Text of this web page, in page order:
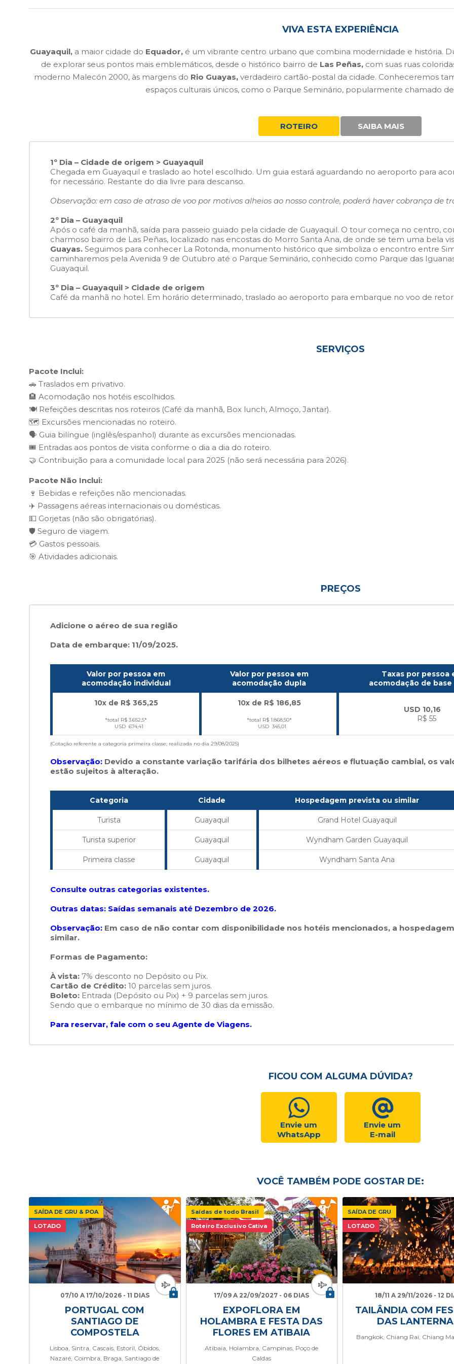
VIVA ESTA EXPERIÊNCIA
Guayaquil, a maior cidade do Equador, é um vibrante centro urbano que combina modernidade e história.
de explorar seus pontos mais emblemáticos, desde o histórico bairro de Las Peñas, com suas ruas
moderno Malecón 2000, às margens do Rio Guayas, verdadeiro cartão-postal da cidade. Conheceremos
espaços culturais únicos, como o Parque Seminário, popularmente chamado
ROTEIRO SAIBA MAIS
1º Dia – Cidade de origem > Guayaquil
Chegada em Guayaquil e traslado ao hotel escolhido. Um guia estará aguardando no aeroporto para
for necessário. Restante do dia livre para descanso.
Observação: em caso de atraso de voo por motivos alheios ao nosso controle, poderá haver cobrança de
2º Dia – Guayaquil
Após o café da manhã, saída para passeio guiado pela cidade de Guayaquil. O tour começa no centro,
charmoso bairro de Las Peñas, localizado nas encostas do Morro Santa Ana, de onde se tem uma bela
Guayas. Seguimos para conhecer La Rotonda, monumento histórico que simboliza o encontro entre
caminharemos pela Avenida 9 de Outubro até o Parque Seminário, conhecido como Parque das
Guayaquil.
3º Dia – Guayaquil > Cidade de origem
Café da manhã no hotel. Em horário determinado, traslado ao aeroporto para embarque no voo de
SERVIÇOS
Pacote Inclui:
🚗 Traslados em privativo.
🏨 Acomodação nos hotéis escolhidos.
🍽️ Refeições descritas nos roteiros (Café da manhã, Box lunch, Almoço, Jantar).
🗺️ Excursões mencionadas no roteiro.
🗣️ Guia bilíngue (inglês/espanhol) durante as excursões mencionadas.
🎟️ Entradas aos pontos de visita conforme o dia a dia do roteiro.
🤝 Contribuição para a comunidade local para 2025 (não será necessária para 2026).
Pacote Não Inclui:
🍷 Bebidas e refeições não mencionadas.
✈️ Passagens aéreas internacionais ou domésticas.
💵 Gorjetas (não são obrigatórias).
🛡️ Seguro de viagem.
💳 Gastos pessoais.
🎯 Atividades adicionais.
PREÇOS
Adicione o aéreo de sua região
Data de embarque: 11/09/2025.
Valor por pessoa em
acomodação individual
Valor por pessoa em
acomodação dupla
Taxas por pessoa
acomodação de
10x de R$ 365,25
*total R$ 3.652,5*
USD 674,41
10x de R$ 186,85
*total R$ 1.868,50*
USD 345,01
USD 10,16
R$ 55
(Cotação referente a categoria primeira classe; realizada no dia 29/08/2025)
Observação: Devido a constante variação tarifária dos bilhetes aéreos e flutuação cambial, os
estão sujeitos à alteração.
Categoria Cidade Hospedagem prevista ou similar
Turista Guayaquil Grand Hotel Guayaquil
Turista superior Guayaquil Wyndham Garden Guayaquil
Primeira classe Guayaquil Wyndham Santa Ana
Consulte outras categorias existentes.
Outras datas: Saídas semanais até Dezembro de 2026.
Observação: Em caso de não contar com disponibilidade nos hotéis mencionados, a
similar.
Formas de Pagamento:
À vista: 7% desconto no Depósito ou Pix.
Cartão de Crédito: 10 parcelas sem juros.
Boleto: Entrada (Depósito ou Pix) + 9 parcelas sem juros.
Sendo que o embarque no mínimo de 30 dias da emissão.
Para reservar, fale com o seu Agente de Viagens.
FICOU COM ALGUMA DÚVIDA?
Envie um
WhatsApp
Envie um
E-mail
VOCÊ TAMBÉM PODE GOSTAR DE:
SAÍDA DE GRU & POA
LOTADO
07/10 A 17/10/2026 - 11 DIAS
PORTUGAL COM
SANTIAGO DE
COMPOSTELA
Lisboa, Sintra, Cascais, Estoril, Óbidos,
Nazaré, Coimbra, Braga, Santiago de
Saídas de todo Brasil
Roteiro Exclusivo Cativa
17/09 A 22/09/2027 - 06 DIAS
EXPOFLORA EM
HOLAMBRA E FESTA DAS
FLORES EM ATIBAIA
Atibaia, Holambra, Campinas, Poço de
Caldas
SAÍDA DE GRU
LOTADO
18/11 A 29/11/2026 - 12
TAILÂNDIA COM
DAS
Bangkok, Chiang Rai, Chiang